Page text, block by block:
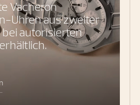
Vacheron
Uhren aus zweiter
bei autorisierten